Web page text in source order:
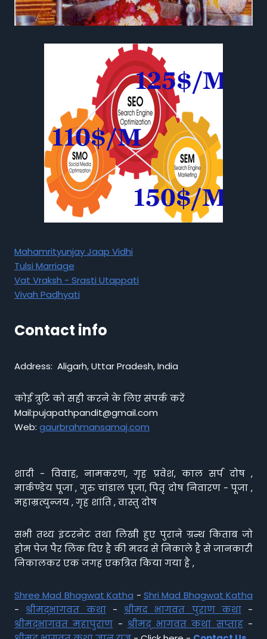
Mahamrityunjay Jaap Vidhi
Tulsi Marriage
Vat Vraksh - Srasti Utappati
Vivah Padhyati
Contact info
Address: Aligarh, Uttar Pradesh, India
कोई त्रुटि को सही करने के लिए संपर्क करें
Mail:pujapathpandit@gmail.com
Web: gaurbrahmansamaj.com
शादी - विवाह, नामकरण, गृह प्रवेश, काल सर्प दोष ,
मार्कण्डेय पूजा , गुरु चांडाल पूजा, पितृ दोष निवारण - पूजा ,
महाम्रत्युन्जय , गृह शांति , वास्तु दोष
सभी तथ्य इंटरनेट तथा लिखी हुए पुराने ग्रन्थ किताब जो
होम पेज पैर लिंक दिए है की मदद से निकाले है से जानकारी
निकालकर एक जगह एकत्रित किया गया है ,
Shree Mad Bhagwat Katha - Shri Mad Bhagwat Katha
- श्रीमद्भागवत कथा- श्रीमद भागवत पुराण कथा-
श्रीमद्भागवत महापुराण - श्रीमद् भागवत कथा सप्ताह-